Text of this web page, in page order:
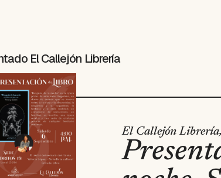
El Callejón Librería
El Callejón